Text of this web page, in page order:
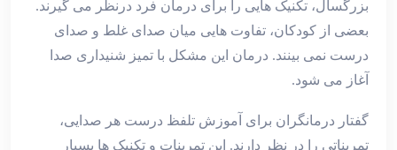
بزرگسال، تکنیک هایی را برای درمان فرد درنظر می گیرند.
بعضی از کودکان، تفاوت هایی میان صدای غلط و صدای
درست نمی بینند. درمان این مشکل با تمیز شنیداری صدا
آغاز می شود.
گفتار درمانگران برای آموزش تلفظ درست هر صدایی،
تمریناتی را در نظر دارند. این تمرینات و تکنیک ها بسیار